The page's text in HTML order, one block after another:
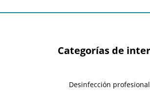
Categorías de
Desinfección profesional